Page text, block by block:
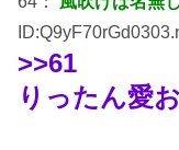
>>61
りったん愛